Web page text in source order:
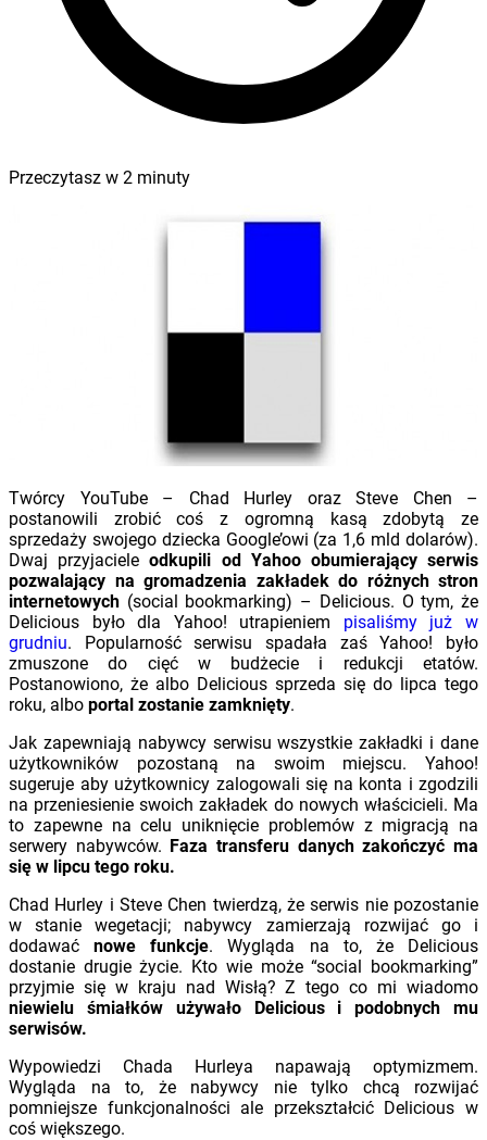
Przeczytasz w 2 minuty
Twórcy YouTube – Chad Hurley oraz Steve Chen –
postanowili zrobić coś z ogromną kasą zdobytą ze
sprzedaży swojego dziecka Google’owi (za 1,6 mld dolarów).
Dwaj przyjacieleodkupili od Yahoo obumierający serwis
pozwalający na gromadzenia zakładek do różnych stron
internetowych (social bookmarking) – Delicious. O tym, że
Delicious było dla Yahoo! utrapieniem pisaliśmy już w
grudniu. Popularność serwisu spadała zaś Yahoo! było
zmuszone do cięć w budżecie i redukcji etatów.
Postanowiono, że albo Delicious sprzeda się do lipca tego
roku, albo portal zostanie zamknięty.
Jak zapewniają nabywcy serwisu wszystkie zakładki i dane
użytkowników pozostaną na swoim miejscu. Yahoo!
sugeruje aby użytkownicy zalogowali się na konta i zgodzili
na przeniesienie swoich zakładek do nowych właścicieli. Ma
to zapewne na celu uniknięcie problemów z migracją na
serwery nabywców. Faza transferu danych zakończyć ma
się w lipcu tego roku.
Chad Hurley i Steve Chen twierdzą, że serwis nie pozostanie
w stanie wegetacji; nabywcy zamierzają rozwijać go i
dodawaćnowe funkcje. Wygląda na to, że Delicious
dostanie drugie życie. Kto wie może “social bookmarking”
przyjmie się w kraju nad Wisłą? Z tego co mi wiadomo
niewielu śmiałków używało Delicious i podobnych mu
serwisów.
Wypowiedzi Chada Hurleya napawają optymizmem.
Wygląda na to, że nabywcy nie tylko chcą rozwijać
pomniejsze funkcjonalności ale przekształcić Delicious w
coś większego.